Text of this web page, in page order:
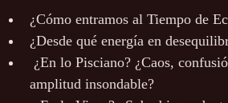
¿Cómo entramos al Tiempo de
¿Desde qué energía en
¿En lo Pisciano? ¿Caos,
amplitud insondable?